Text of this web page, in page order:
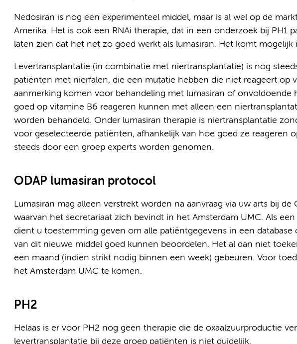
Nedosiran is nog een experimenteel middel, maar is al wel op de
Amerika. Het is ook een RNAi therapie, dat in een onderzoek bij PH1
laten zien dat het net zo goed werkt als lumasiran. Het komt mogelijk
Levertransplantatie (in combinatie met niertransplantatie) is nog
patiënten met nierfalen, die een mutatie hebben die niet reageert op
aanmerking komen voor behandeling met lumasiran of onvoldoende
goed op vitamine B6 reageren kunnen met alleen een
worden behandeld. Onder lumasiran therapie is niertransplantatie
voor geselecteerde patiënten, afhankelijk van hoe goed ze reageren
steeds door een groep experts worden genomen.
ODAP lumasiran protocol
Lumasiran mag alleen verstrekt worden na aanvraag via uw arts bij
waarvan het secretariaat zich bevindt in het Amsterdam UMC. Als
dient u toestemming geven om alle patiëntgegevens in een
van dit nieuwe middel goed kunnen beoordelen. Het al dan niet
een maand (indien strikt nodig binnen een week) gebeuren. Voor
het Amsterdam UMC te komen.
PH2
Helaas is er voor PH2 nog geen therapie die de oxaalzuurproductie
levertransplantatie bij deze groep patiënten is niet duidelijk.